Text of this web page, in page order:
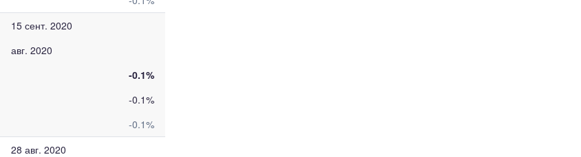
15 сент. 2020
авг. 2020
-0.1%
-0.1%
-0.1%
28 авг. 2020